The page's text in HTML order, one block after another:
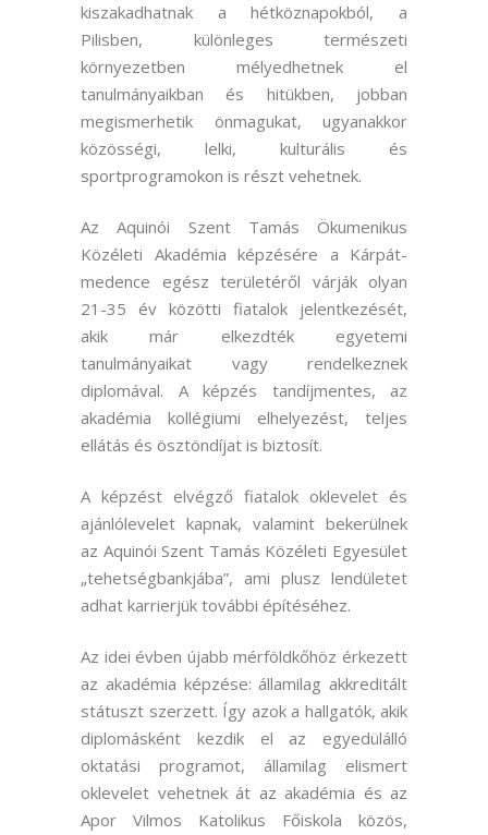
kiszakadhatnak a hétköznapokból, a
Pilisben, különleges természeti
környezetben mélyedhetnek el
tanulmányaikban és hitükben, jobban
megismerhetik önmagukat, ugyanakkor
közösségi, lelki, kulturális és
sportprogramokon is részt vehetnek.
Az Aquinói Szent Tamás Ökumenikus
Közéleti Akadémia képzésére a Kárpát-
medence egész területéről várják olyan
21-35 év közötti fiatalok jelentkezését,
akik már elkezdték egyetemi
tanulmányaikat vagy rendelkeznek
diplomával. A képzés tandíjmentes, az
akadémia kollégiumi elhelyezést, teljes
ellátás és ösztöndíjat is biztosít.
A képzést elvégző fiatalok oklevelet és
ajánlólevelet kapnak, valamint bekerülnek
az Aquinói Szent Tamás Közéleti Egyesület
„tehetségbankjába”, ami plusz lendületet
adhat karrierjük további építéséhez.
Az idei évben újabb mérföldkőhöz érkezett
az akadémia képzése: államilag akkreditált
státuszt szerzett. Így azok a hallgatók, akik
diplomásként kezdik el az egyedülálló
oktatási programot, államilag elismert
oklevelet vehetnek át az akadémia és az
Apor Vilmos Katolikus Főiskola közös,